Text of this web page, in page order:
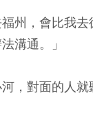
州，會比我去
溝通。」
河，對面的人